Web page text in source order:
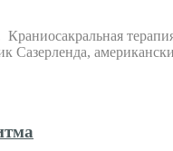
Сазерленда,